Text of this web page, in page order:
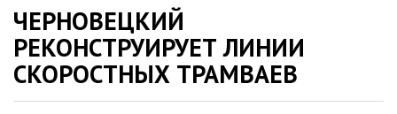
ЧЕРНОВЕЦКИЙ
РЕКОНСТРУИРУЕТ ЛИНИИ
СКОРОСТНЫХ ТРАМВАЕВ